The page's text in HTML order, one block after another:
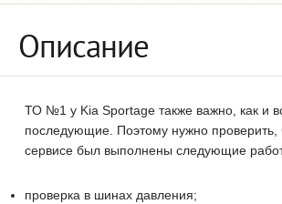
Описание
ТО №1 у Kia Sportage также важно, как и
последующие. Поэтому нужно проверить,
сервисе был выполнены следующие
проверка в шинах давления;